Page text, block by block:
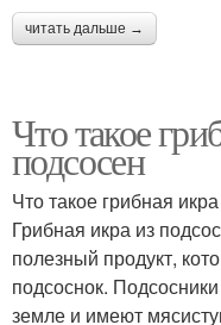
читать дальше →
Что такое
подсосен
Что такое грибная
Грибная икра из
полезный продукт,
подсоснок.
земле и имеют